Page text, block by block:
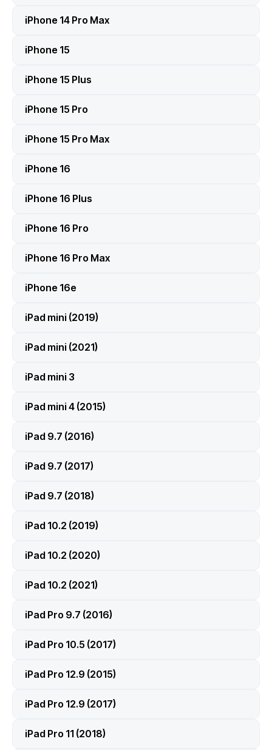
iPhone 14 Pro Max
iPhone 15
iPhone 15 Plus
iPhone 15 Pro
iPhone 15 Pro Max
iPhone 16
iPhone 16 Plus
iPhone 16 Pro
iPhone 16 Pro Max
iPhone 16e
iPad mini (2019)
iPad mini (2021)
iPad mini 3
iPad mini 4 (2015)
iPad 9.7 (2016)
iPad 9.7 (2017)
iPad 9.7 (2018)
iPad 10.2 (2019)
iPad 10.2 (2020)
iPad 10.2 (2021)
iPad Pro 9.7 (2016)
iPad Pro 10.5 (2017)
iPad Pro 12.9 (2015)
iPad Pro 12.9 (2017)
iPad Pro 11 (2018)